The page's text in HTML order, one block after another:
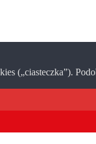
(„ciasteczka”).